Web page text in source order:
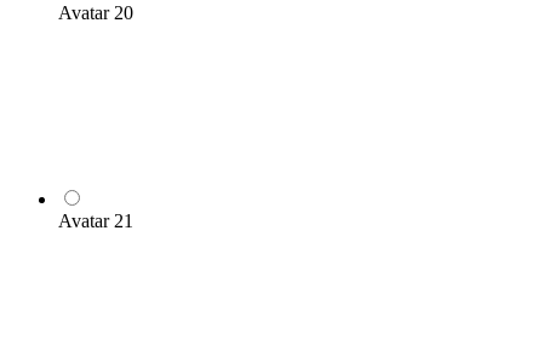
Avatar 20
Avatar 21